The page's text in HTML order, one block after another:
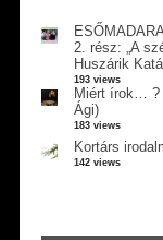
2. rész: „A
Huszárik
193 views
Miért írok… ?
Ági)
183 views
Kortárs
142 views